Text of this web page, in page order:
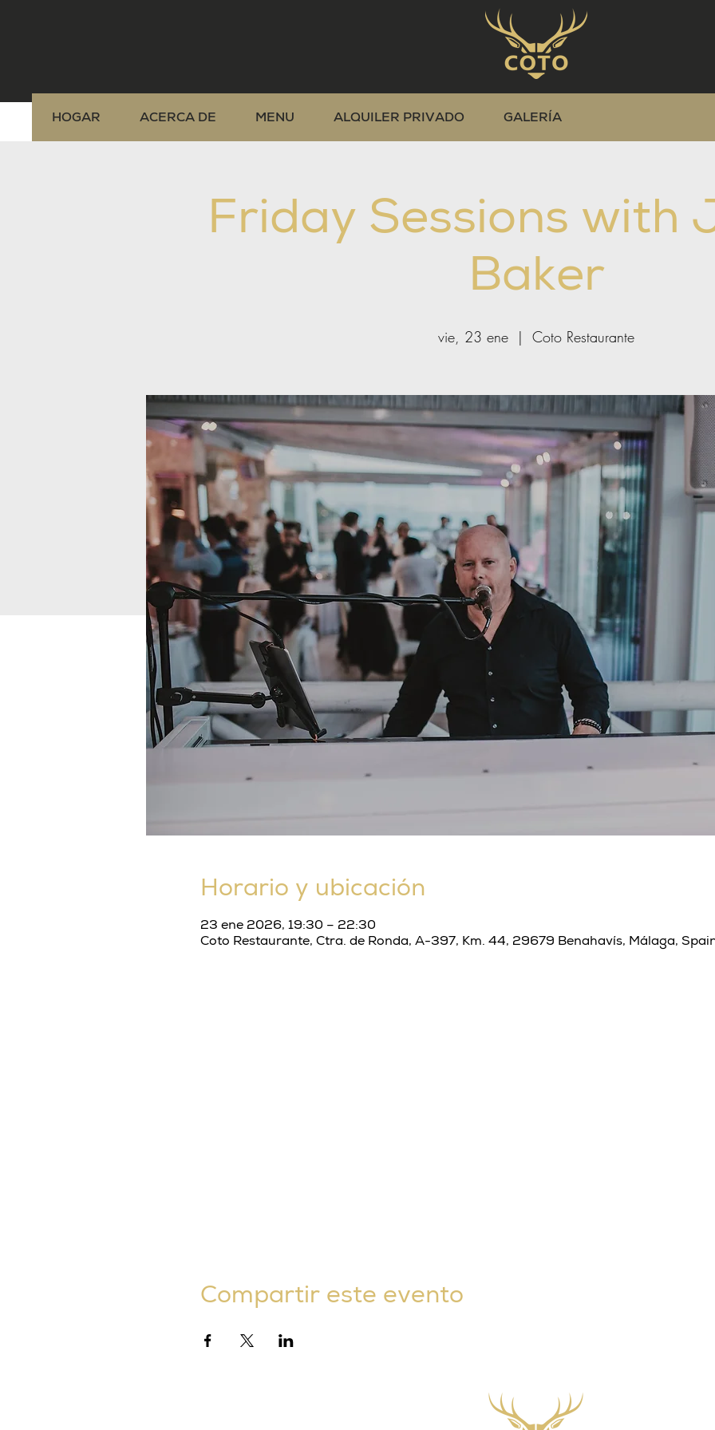
HOGAR ACERCA DE MENU ALQUILER PRIVADO GALERÍA
Friday Sessions with
Baker
vie, 23 ene
  |
Coto Restaurante
Horario y ubicación
23 ene 2026, 19:30 – 22:30
Coto Restaurante, Ctra. de Ronda, A-397, Km. 44, 29679 Benahavís, Málaga,
Compartir este evento